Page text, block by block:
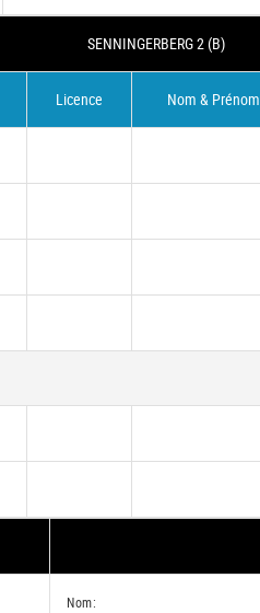
SENNINGERBERG 2 (B)
Licence Nom & Prénom
Nom: